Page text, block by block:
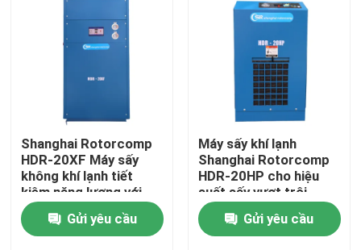
Shanghai Rotorcomp
HDR-20XF Máy sấy
không khí lạnh tiết
kiệm năng lượng với
hoạt động tự động và
không khí thanh lọc
thấp ≤4-6%
Gửi yêu cầu
Máy sấy khí lạnh
Shanghai Rotorcomp
HDR-20HP cho hiệu
suất sấy vượt trội
Gửi yêu cầu